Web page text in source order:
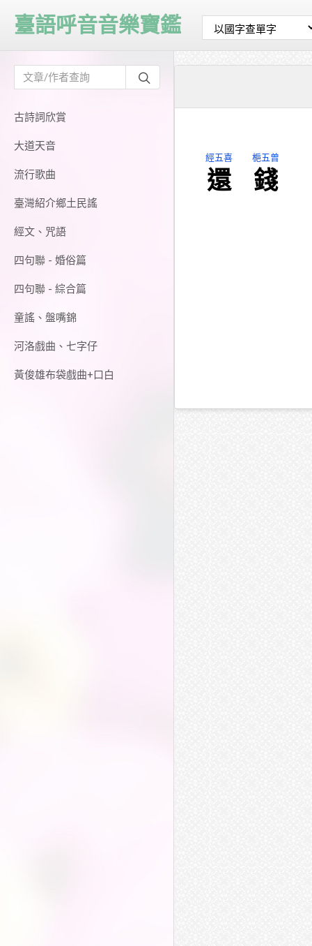
古詩詞欣賞
大道天音
流行歌曲
臺灣紹介鄉土民謠
經文、咒語
四句聯 - 婚俗篇
四句聯 - 綜合篇
童謠、盤嘴錦
河洛戲曲、七字仔
黃俊雄布袋戲曲+口白
臺語呼音音樂寶鑑
經五喜
還
梔五曾
錢